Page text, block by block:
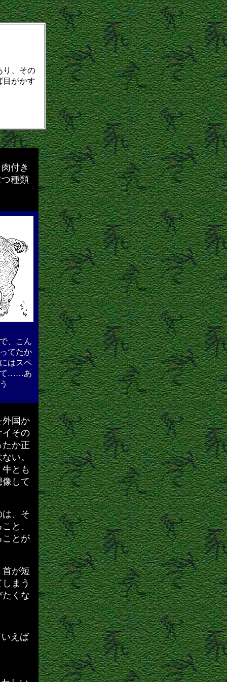
、その
目がかす
付き
種類
、こん
てたか
はスペ
て……あ
国か
イその
か正
い。
とも
して
、そ
と、
ことが
が短
まう
くな
えば